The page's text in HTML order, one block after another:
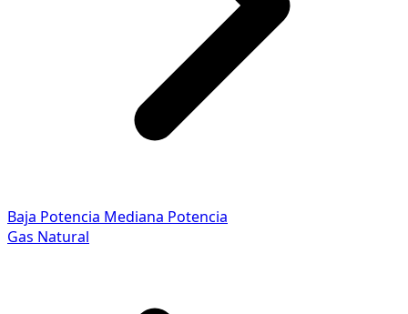
Baja Potencia Mediana Potencia
Gas Natural